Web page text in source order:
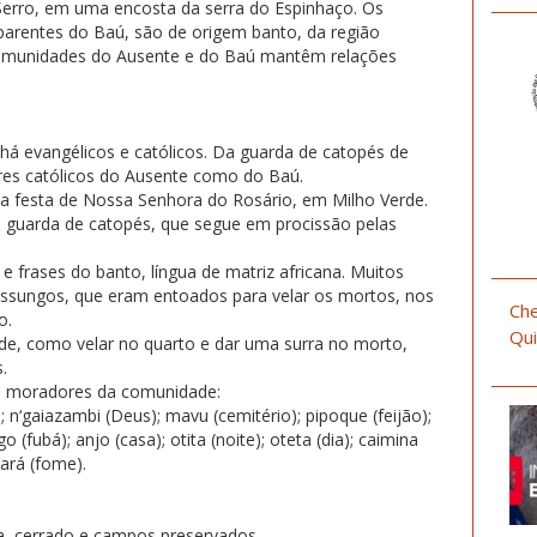
em uma encosta da serra do Espinhaço. Os
do Baú, são de origem banto, da região
do Ausente e do Baú mantêm relações
evangélicos e católicos. Da guarda de catopés de
católicos do Ausente como do Baú.
de Nossa Senhora do Rosário, em Milho Verde.
de catopés, que segue em procissão pelas
frases do banto, língua de matriz africana. Muitos
que eram entoados para velar os mortos, nos
como velar no quarto e dar uma surra no morto,
da comunidade:
(Deus); mavu (cemitério); pipoque (feijão);
(fubá); anjo (casa); otita (noite); oteta (dia); caimina
(fome).